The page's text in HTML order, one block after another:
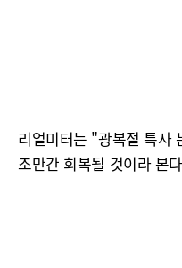
리얼미터는 "광복절 특사
조만간 회복될 것이라 본